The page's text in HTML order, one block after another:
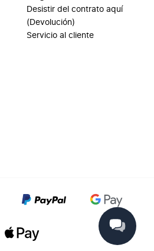
Desistir del contrato aquí
(Devolución)
Servicio al cliente